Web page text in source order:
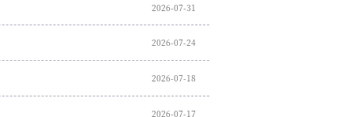
2026-07-31
2026-07-24
2026-07-18
2026-07-17